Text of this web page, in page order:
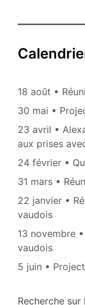
18 août •
30 mai •
23 avril •
aux prises
24 février •
31 mars •
22 janvier •
vaudois
13 novembre
vaudois
5 juin •
Recherche sur